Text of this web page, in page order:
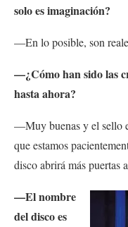
solo es imaginación?
—En lo posible, son
—¿Cómo han sido las
hasta ahora?
—Muy buenas y el sello
que estamos
disco abrirá más puertas a
—El nombre
del disco es